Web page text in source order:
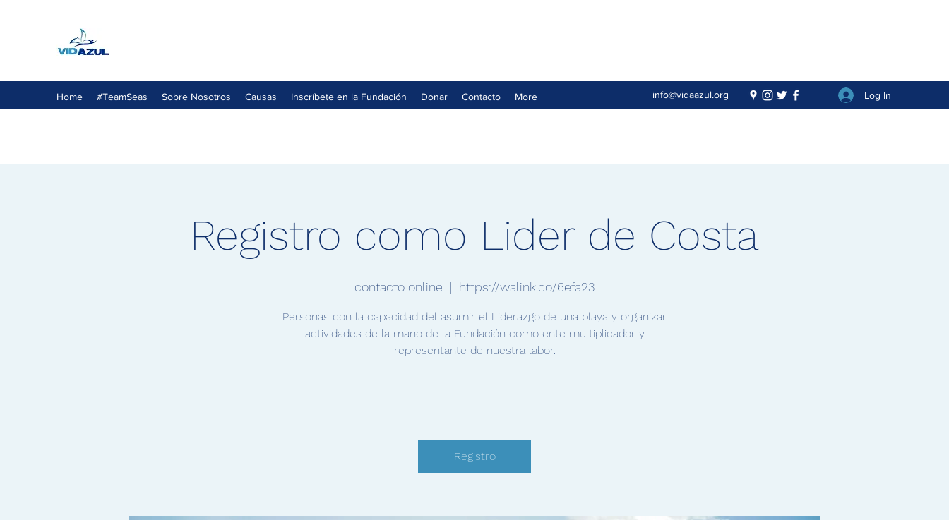
Home #TeamSeas Sobre Nosotros Causas Inscríbete en la Fundación Donar Contacto More info@vidaazul.org Log In
Registro como Lider de Costa
contacto online
  |
https://walink.co/6efa23
Personas con la capacidad del asumir el Liderazgo de una playa y organizar
actividades de la mano de la Fundación como ente multiplicador y
representante de nuestra labor.
Registro